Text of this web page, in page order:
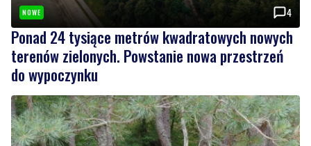
NOWE 4
Ponad 24 tysiące metrów kwadratowych nowych
terenów zielonych. Powstanie nowa przestrzeń
do wypoczynku